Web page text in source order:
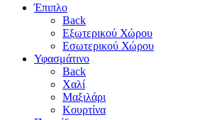
Έπιπλο
Back
Εξωτερικού Χώρου
Εσωτερικού Χώρου
Υφασμάτινο
Back
Χαλί
Μαξιλάρι
Κουρτίνα